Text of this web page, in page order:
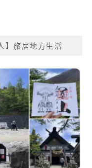
】旅居地方生活